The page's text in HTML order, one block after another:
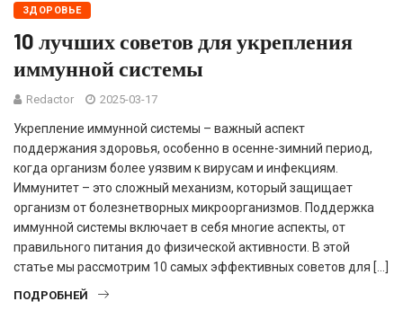
ЗДОРОВЬЕ
10 лучших советов для укрепления
иммунной системы
Redactor 2025-03-17
Укрепление иммунной системы – важный аспект
поддержания здоровья, особенно в осенне-зимний период,
когда организм более уязвим к вирусам и инфекциям.
Иммунитет – это сложный механизм, который защищает
организм от болезнетворных микроорганизмов. Поддержка
иммунной системы включает в себя многие аспекты, от
правильного питания до физической активности. В этой
статье мы рассмотрим 10 самых эффективных советов для […]
ПОДРОБНЕЙ